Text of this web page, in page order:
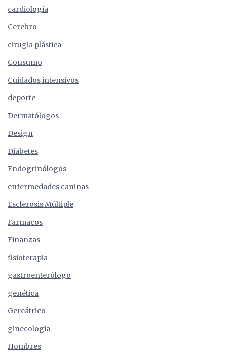
cardiologia
Cerebro
cirugia plástica
Consumo
Cuidados intensivos
deporte
Dermatólogos
Design
Diabetes
Endogrinólogos
enfermedades caninas
Esclerosis Múltiple
Farmacos
Finanzas
fisioterapia
gastroenterólogo
genética
Gereátrico
ginecologia
Hombres